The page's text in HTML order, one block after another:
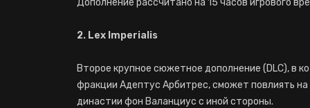
Дополнение рассчитано на 15 часов игрового
2. Lex Imperialis
Второе крупное сюжетное дополнение (DLC), в
фракции Адептус Арбитрес, сможет повлиять
династии фон Валанциус с иной стороны.